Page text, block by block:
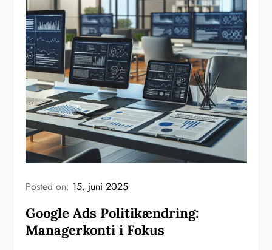
Posted on: 15. juni 2025
Google Ads Politikændring:
Managerkonti i Fokus